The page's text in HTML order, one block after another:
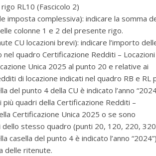
RL10 (Fascicolo 2)
imposta complessiva): indicare la somma
colonne 1 e 2 del presente rigo.
CU locazioni brevi): indicare l’importo
quadro Certificazione Redditi – Locazioni
Unica 2025 al punto 20 e relative ai
di locazione indicati nel quadro RB e RL
del punto 4 della CU è indicato l’anno
più quadri della Certificazione Redditi –
Certificazione Unica 2025 o se sono
dello stesso quadro (punti 20, 120, 220,
casella del punto 4 è indicato l’anno “2024”)
delle ritenute.